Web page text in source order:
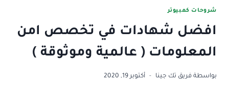
شروحات كمبيوتر
افضل شهادات في تخصص امن
المعلومات ( عالمية وموثوقة )
بواسطة فريق تك جينا أكتوبر 19, 2020